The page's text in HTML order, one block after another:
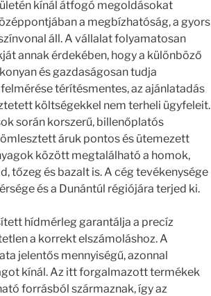
kínál átfogó megoldásokat
a megbízhatóság, a gyors
áll. A vállalat folyamatosan
annak érdekében, hogy a különböző
és gazdaságosan tudja
térítésmentes, az ajánlatadás
költségekkel nem terheli ügyfeleit.
során korszerű, billenőplatós
áruk pontos és ütemezett
között megtalálható a homok,
tőzeg és bazalt is. A cég tevékenysége
és a Dunántúl régiójára terjed ki.
hídmérleg garantálja a precíz
a korrekt elszámoláshoz. A
jelentős mennyiségű, azonnal
kínál. Az itt forgalmazott termékek
forrásból származnak, így az